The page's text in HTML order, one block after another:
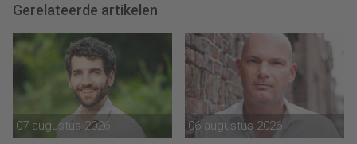
Gerelateerde artikelen
07 augustus 2026 06 augustus 2026